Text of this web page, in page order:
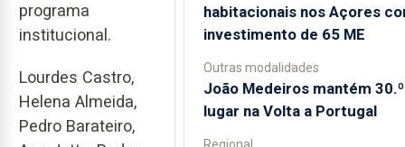
programa
institucional.
Lourdes Castro,
Helena Almeida,
Pedro Barateiro,
habitacionais nos Açores
investimento de 65 ME
Outras modalidades
João Medeiros mantém 30.º
lugar na Volta a Portugal
Regional